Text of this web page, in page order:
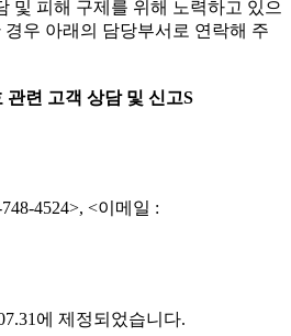
및 피해 구제를 위해 노력하고 있으
우 아래의 담당부서로 연락해 주
관련 고객 상담 및 신고S
4524>, <이메일 :
에 제정되었습니다.